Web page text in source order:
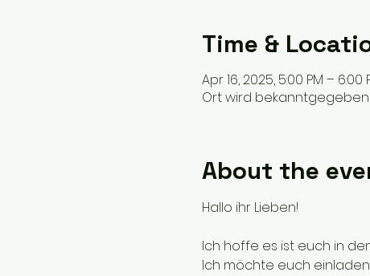
Time &
Apr 16, 2025, 5:00 PM – 6:00
Ort wird bekanntgegeben
About the
Hallo ihr Lieben!
Ich hoffe es ist euch in
Ich möchte euch